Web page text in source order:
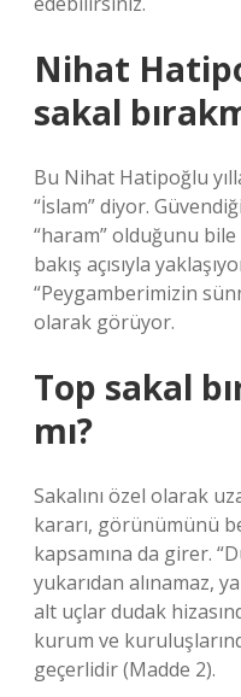
Nihat
sakal
Bu Nihat Hatipoğlu
“İslam” diyor.
“haram” olduğunu bile
bakış açısıyla
“Peygamberimizin
olarak görüyor.
Top sakal
mı?
Sakalını özel olarak
kararı, görünümünü
kapsamına da girer.
yukarıdan alınamaz,
alt uçlar dudak
kurum ve
geçerlidir (Madde 2).